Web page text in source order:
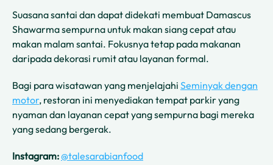
Suasana santai dan dapat didekati membuat Damascus
Shawarma sempurna untuk makan siang cepat atau
makan malam santai. Fokusnya tetap pada makanan
daripada dekorasi rumit atau layanan formal.
Bagi para wisatawan yang menjelajahi Seminyak dengan
motor, restoran ini menyediakan tempat parkir yang
nyaman dan layanan cepat yang sempurna bagi mereka
yang sedang bergerak.
Instagram:@talesarabianfood